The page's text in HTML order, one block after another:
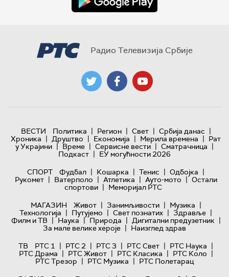
Радио Телевизија Србије
ВЕСТИ Политика | Регион | Свет | Србија данас |
Хроника | Друштво | Економија | Мерила времена | Рат
у Украјини | Време | Сервисне вести | Сматрачница |
Подкаст | ЕУ могућности 2026
СПОРТ
Фудбал | Кошарка | Тенис | Одбојка |
Рукомет | Ватерполо | Атлетика | Ауто-мото | Остали
спортови | Меморијал РТС
МАГАЗИН
Живот | Занимљивости | Музика |
Технологијa | Путујемо | Свет познатих | Здравље |
Филм и ТВ | Наука | Природа | Дигитални предузетник |
За мале велике хероје | Наизглед здрав
ТВ
РТС 1 | РТС 2 | РТС 3 | РТС Свет | РТС Наука |
РТС Драма | РТС Живот | РТС Класика | РТС Коло |
РТС Трезор | РТС Музика | РТС Полетарац